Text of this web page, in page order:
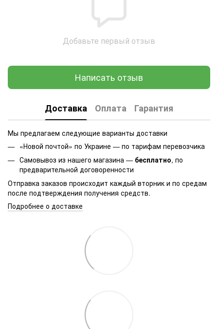
Добавьте первый отзыв
Написать отзыв
Доставка Оплата Гарантия
Мы предлагаем следующие варианты доставки
«Новой почтой» по Украине — по тарифам перевозчика
Самовывоз из нашего магазина — бесплатно, по
предварительной договоренности
Отправка заказов происходит каждый вторник и по средам
после подтверждения получения средств.
Подробнее о доставке